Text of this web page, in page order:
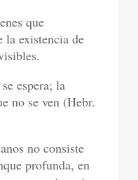
que
la existencia de
espera; la
no se ven (Hebr.
no consiste
profunda, en